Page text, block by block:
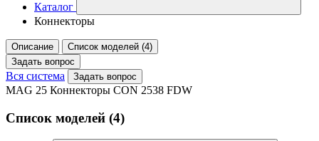
Каталог
Коннекторы
Описание
Список моделей (4)
Задать вопрос
Вся система Задать вопрос
MAG 25 Коннекторы CON 2538 FDW
Список моделей (4)